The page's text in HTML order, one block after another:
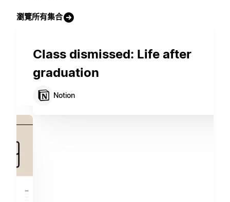
瀏覽所有集合
Class dismissed: Life after
graduation
Notion